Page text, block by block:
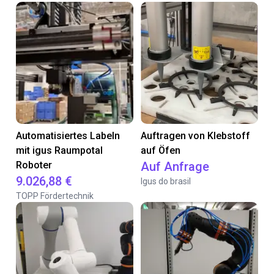
Automatisiertes Labeln
mit igus Raumpotal
Roboter
9.026,88 €
TOPP Fördertechnik
Auftragen von Klebstoff
auf Öfen
Auf Anfrage
Igus do brasil